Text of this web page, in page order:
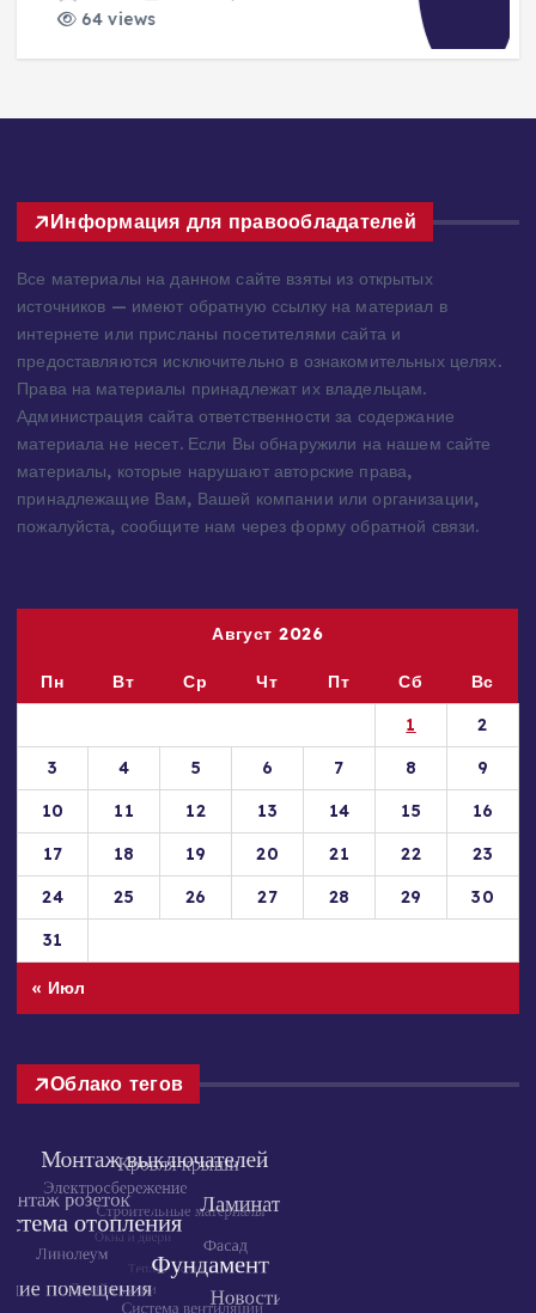
Информация для правообладателей
Все материалы на данном сайте взяты из открытых
интернете или присланы посетителями сайта и
предоставляются исключительно в ознакомительных целях.
Права на материалы принадлежат их владельцам.
материала не несет. Если Вы обнаружили на нашем сайте
материалы, которые нарушают авторские права,
Август 2026
Сб
Вс
1
2
3
4 5 6 7 8
9
10
11 12 13 14 15
16
17
18 19 20 21 22
23
24
31